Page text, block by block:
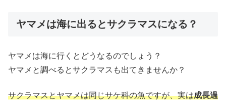
ヤマメは海に出るとサクラマスになる？
ヤマメは海に行くとどうなるのでしょう？
ヤマメと調べるとサクラマスも出てきませんか？
サクラマスとヤマメは同じサケ科の魚ですが、実は成長過